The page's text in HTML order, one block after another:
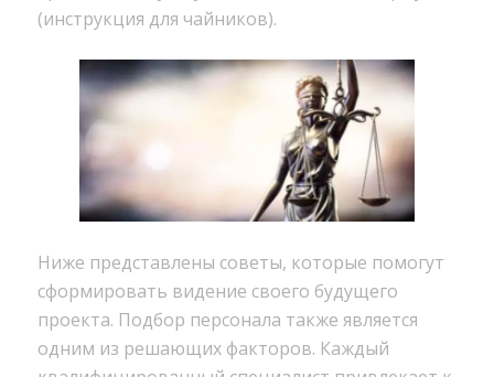
(инструкция для чайников).
Ниже представлены советы, которые помогут
сформировать видение своего будущего
проекта. Подбор персонала также является
одним из решающих факторов. Каждый